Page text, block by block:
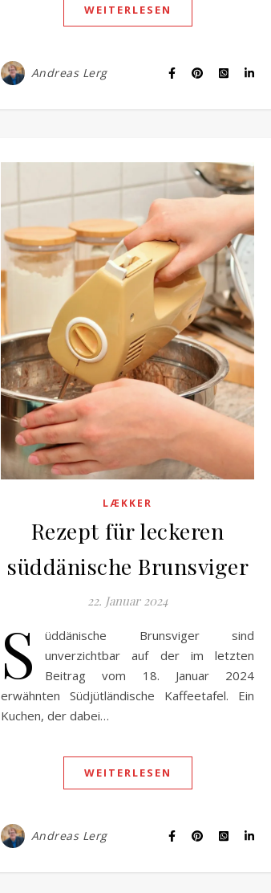
WEITERLESEN
Andreas Lerg
LÆKKER
Rezept für leckeren
süddänische Brunsviger
22. Januar 2024
S
üddänische Brunsviger sind
unverzichtbar auf der im letzten
Beitrag vom 18. Januar 2024
erwähnten Südjütländische Kaffeetafel. Ein
Kuchen, der dabei…
WEITERLESEN
Andreas Lerg